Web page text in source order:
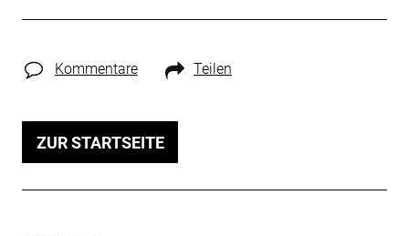
Kommentare Teilen
ZUR STARTSEITE